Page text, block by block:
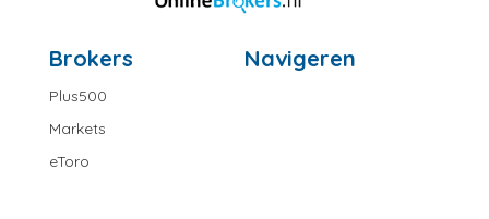
Brokers
Plus500
Markets
eToro
Navigeren